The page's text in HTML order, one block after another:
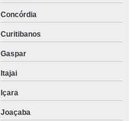
Concórdia
Curitibanos
Gaspar
Itajai
Içara
Joaçaba